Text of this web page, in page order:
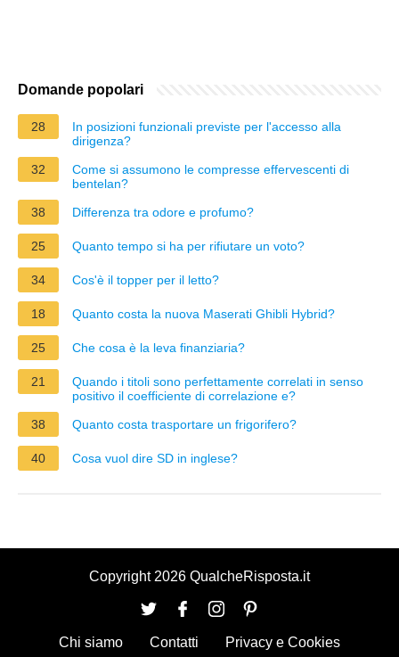
Domande popolari
28
In posizioni funzionali previste per l'accesso alla
dirigenza?
32
Come si assumono le compresse effervescenti di
bentelan?
38
Differenza tra odore e profumo?
25 Quanto tempo si ha per rifiutare un voto?
34 Cos'è il topper per il letto?
18 Quanto costa la nuova Maserati Ghibli Hybrid?
25 Che cosa è la leva finanziaria?
21
Quando i titoli sono perfettamente correlati in senso
positivo il coefficiente di correlazione e?
38
Quanto costa trasportare un frigorifero?
40 Cosa vuol dire SD in inglese?
Copyright 2026 QualcheRisposta.it
Chi siamo Contatti Privacy e Cookies